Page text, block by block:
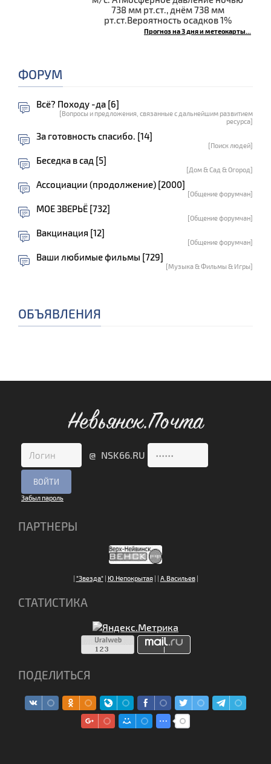
738 мм рт.ст., днём 738 мм
рт.ст.Вероятность осадков 1%
Прогноз на 3 дня и метеокарты...
ФОРУМ
Всё? Походу -да [6]
[Вопросы и предложения, связанные с дальнейшим развитием
ресурса]
За готовность спасибо. [14]
[Поиск людей]
Беседка в сад [5]
[Дом & Сад & Огород]
Ассоциации (продолжение) [2000]
[Общение форумчан]
МОЕ ЗВЕРЬЁ [732]
[Общение форумчан]
Вакцинация [12]
[Общение форумчан]
Ваши любимые фильмы [729]
[Музыка & Фильмы & Игры]
ОБЪЯВЛЕНИЯ
Невьянск.Почта
@ NSK66.RU
Забыл пароль
ПАРТНЕРЫ
| "Звезда"| Ю.Непокрытая| | А.Васильев|
СТАТИСТИКА
ПОДЕЛИТЬСЯ